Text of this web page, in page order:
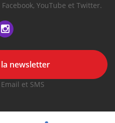
YouTube et Twitter.
newsletter
et SMS